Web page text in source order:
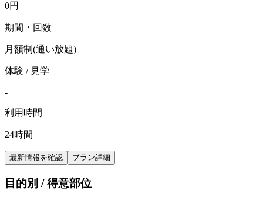
0円
期間・回数
月額制(通い放題)
体験 / 見学
-
利用時間
24時間
最新情報を確認 プラン詳細
目的別 / 得意部位